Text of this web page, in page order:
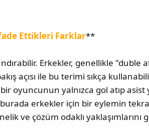
Ettikleri Farklar**
Erkekler, genellikle "duble
açısı ile bu terimi sıkça
oyuncunun yalnızca gol atıp asist
burada erkekler için bir eylemin
ve çözüm odaklı yaklaşımlarını